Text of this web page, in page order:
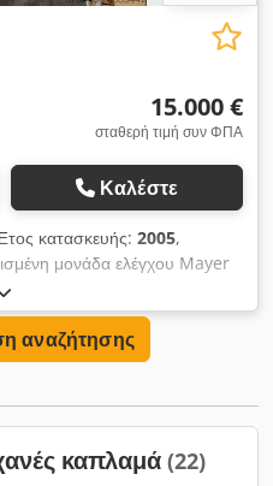
15.000 €
σταθερή τιμή συν ΦΠΑ
Καλέστε
κατασκευής: 2005,
μονάδα ελέγχου Mayer
με πεδίο κοπής
145 mm.
Το μηχάνημα έχει
σε αποθήκευση.
Αριθμός σειράς: 0359-00-
μη διστάσετε να μας
αναζήτησης
καπλαμά (22)